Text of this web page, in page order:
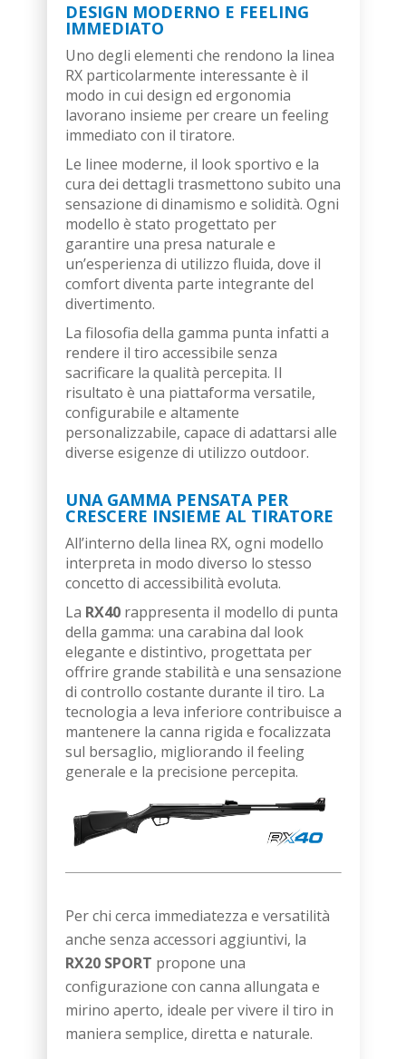
DESIGN MODERNO E FEELING
IMMEDIATO
Uno degli elementi che rendono la linea
RX particolarmente interessante è il
modo in cui design ed ergonomia
lavorano insieme per creare un feeling
immediato con il tiratore.
Le linee moderne, il look sportivo e la
cura dei dettagli trasmettono subito una
sensazione di dinamismo e solidità. Ogni
modello è stato progettato per
garantire una presa naturale e
un’esperienza di utilizzo fluida, dove il
comfort diventa parte integrante del
divertimento.
La filosofia della gamma punta infatti a
rendere il tiro accessibile senza
sacrificare la qualità percepita. Il
risultato è una piattaforma versatile,
configurabile e altamente
personalizzabile, capace di adattarsi alle
diverse esigenze di utilizzo outdoor.
UNA GAMMA PENSATA PER
CRESCERE INSIEME AL TIRATORE
All’interno della linea RX, ogni modello
interpreta in modo diverso lo stesso
concetto di accessibilità evoluta.
La RX40rappresenta il modello di punta
della gamma: una carabina dal look
elegante e distintivo, progettata per
offrire grande stabilità e una sensazione
di controllo costante durante il tiro. La
tecnologia a leva inferiore contribuisce a
mantenere la canna rigida e focalizzata
sul bersaglio, migliorando il feeling
generale e la precisione percepita.
Per chi cerca immediatezza e versatilità
anche senza accessori aggiuntivi, la
RX20 SPORT propone una
configurazione con canna allungata e
mirino aperto, ideale per vivere il tiro in
maniera semplice, diretta e naturale.